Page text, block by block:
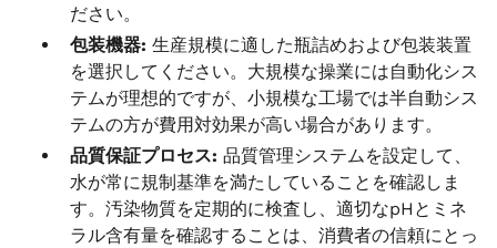
ださい。
包装機器: 生産規模に適した瓶詰めおよび包装装置
を選択してください。大規模な操業には自動化シス
テムが理想的ですが、小規模な工場では半自動シス
テムの方が費用対効果が高い場合があります。
品質保証プロセス: 品質管理システムを設定して、
水が常に規制基準を満たしていることを確認しま
す。汚染物質を定期的に検査し、適切なpHとミネ
ラル含有量を確認することは、消費者の信頼にとっ